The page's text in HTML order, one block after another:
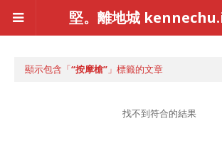
堅。離地城
顯示包含「 按摩槍 」標籤的文章
找不到符合的結果